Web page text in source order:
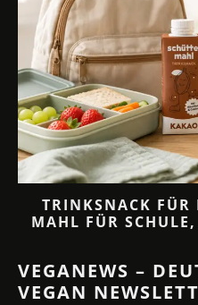
TRINKSNACK FÜR
MAHL FÜR
VEGANEWS –
VEGAN